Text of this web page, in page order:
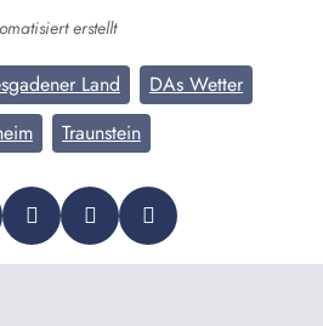
erstellt
Land
DAs Wetter
Traunstein